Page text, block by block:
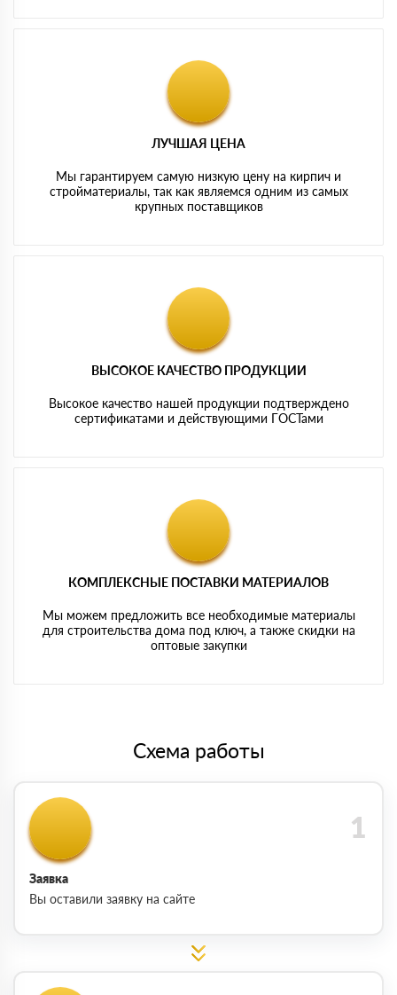
ЛУЧШАЯ ЦЕНА
Мы гарантируем самую низкую цену на кирпич и
стройматериалы, так как являемся одним из самых
крупных поставщиков
ВЫСОКОЕ КАЧЕСТВО ПРОДУКЦИИ
Высокое качество нашей продукции подтверждено
сертификатами и действующими ГОСТами
КОМПЛЕКСНЫЕ ПОСТАВКИ МАТЕРИАЛОВ
Мы можем предложить все необходимые материалы
для строительства дома под ключ, а также скидки на
оптовые закупки
Схема работы
Заявка
Вы оставили заявку на сайте